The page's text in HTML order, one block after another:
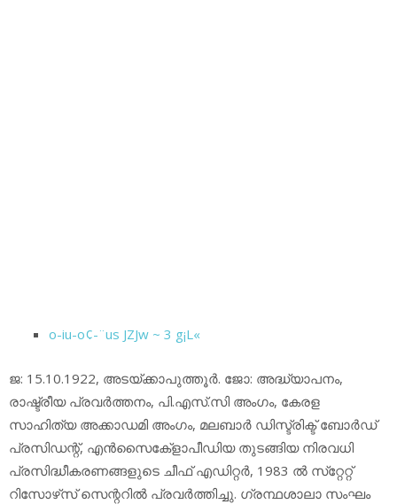
o-iu-o¢-¨us JZJw ~ 3 g¡L«
ജ: 15.10.1922, അടയ്ക്കാപുത്തൂര്‍. ജോ: അദ്ധ്യാപനം,
രാഷ്ട്രീയ പ്രവര്‍ത്തനം, പി.എസ്.സി അംഗം, കേരള
സാഹിത്യ അക്കാഡമി അംഗം, മലബാര്‍ ഡിസ്ട്രിക്ട് ബോര്‍ഡ്
പ്രസിഡന്റ്, എന്‍സൈകേ്‌ളാപീഡിയ തുടങ്ങിയ നിരവധി
പ്രസിദ്ധീകരണങ്ങളുടെ ചീഫ് എഡിറ്റര്‍, 1983 ല്‍ സ്‌റ്റേറ്റ്
റിസോഴ്‌സ് സെന്ററില്‍ പ്രവര്‍ത്തിച്ചു. ഗ്രന്ഥശാലാ സംഘം